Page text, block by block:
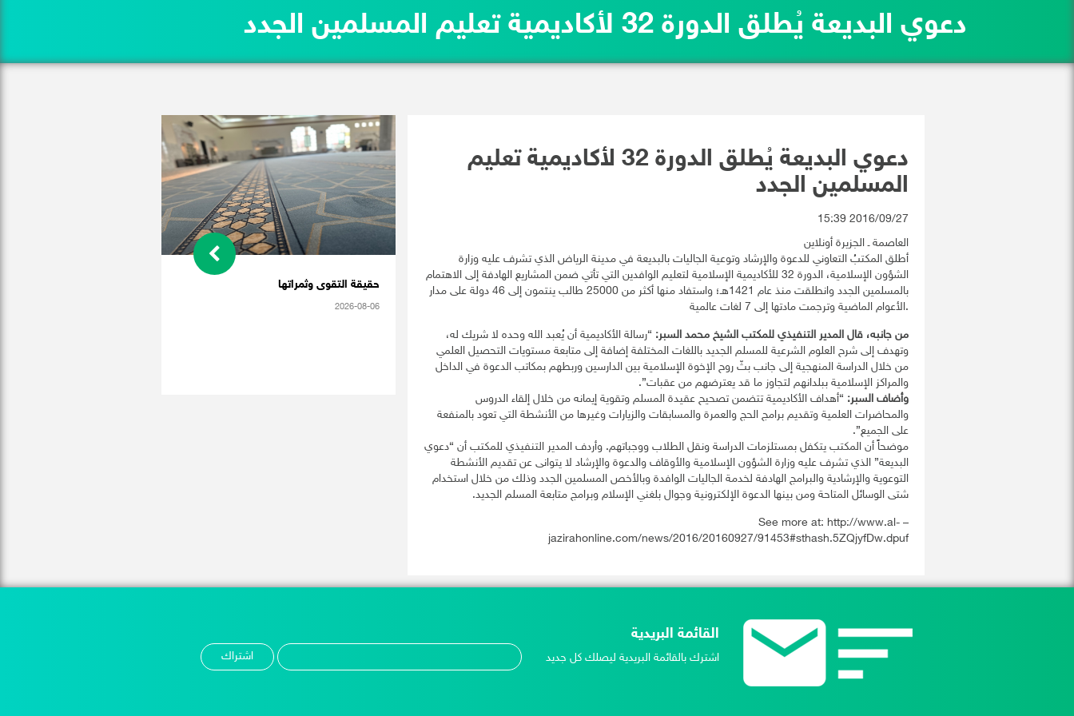
دعوي البديعة يُطلق الدورة 32 لأكاديمية تعليم المسلمين الجدد
دعوي البديعة يُطلق الدورة 32 لأكاديمية تعليم
المسلمين الجدد
2016/09/27 15:39
العاصمة ـ الجزيرة أونلاين
أطلق المكتبُ التعاوني للدعوة والإرشاد وتوعية الجاليات بالبديعة في مدينة الرياض الذي تشرف عليه وزارة
الشؤون الإسلامية، الدورة 32 للأكاديمية الإسلامية لتعليم الوافدين التي تأتي ضمن المشاريع الهادفة إلى الاهتمام
بالمسلمين الجدد وانطلقت منذ عام 1421هـ؛ واستفاد منها أكثر من 25000 طالب ينتمون إلى 46 دولة على مدار
الأعوام الماضية وترجمت مادتها إلى 7 لغات عالمية.
من جانبه، قال المدير التنفيذي للمكتب الشيخ محمد السبر: “رسالة الأكاديمية أن يُعبد الله وحده لا شريك له،
وتهدف إلى شرح العلوم الشرعية للمسلم الجديد باللغات المختلفة إضافة إلى متابعة مستويات التحصيل العلمي
من خلال الدراسة المنهجية إلى جانب بثّ روح الإخوة الإسلامية بين الدارسين وربطهم بمكاتب الدعوة في الداخل
والمراكز الإسلامية ببلدانهم لتجاوز ما قد يعترضهم من عقبات”.
وأضاف السبر: “أهداف الأكاديمية تتضمن تصحيح عقيدة المسلم وتقوية إيمانه من خلال إلقاء الدروس
والمحاضرات العلمية وتقديم برامج الحج والعمرة والمسابقات والزيارات وغيرها من الأنشطة التي تعود بالمنفعة
على الجميع”.
موضحاً أن المكتب يتكفل بمستلزمات الدراسة ونقل الطلاب ووجباتهم. وأردف المدير التنفيذي للمكتب أن “دعوي
البديعة” الذي تشرف عليه وزارة الشؤون الإسلامية والأوقاف والدعوة والإرشاد لا يتوانى عن تقديم الأنشطة
التوعوية والإرشادية والبرامج الهادفة لخدمة الجاليات الوافدة وبالأخص المسلمين الجدد وذلك من خلال استخدام
شتى الوسائل المتاحة ومن بينها الدعوة الإلكترونية وجوال بلغني الإسلام وبرامج متابعة المسلم الجديد.
– See more at: http://www.al-
jazirahonline.com/news/2016/20160927/91453#sthash.5ZQjyfDw.dpuf
حقيقة التقوى وثمراتها
2026-08-06
القائمة البريدية
اشترك بالقائمة البريدية ليصلك كل جديد